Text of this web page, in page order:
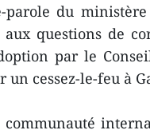
parole du
questions de
par le
cessez-le-feu à